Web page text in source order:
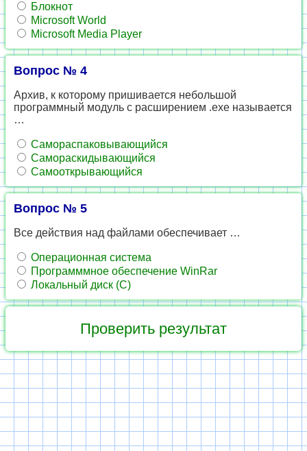
Блокнот
Microsoft World
Microsoft Media Player
Вопрос № 4
Архив, к которому пришивается небольшой
программный модуль с расширением .ехе называется
…
Самораспаковывающийся
Самораскидывающийся
Самооткрывающийся
Вопрос № 5
Все действия над файлами обеспечивает …
Операционная система
Программмное обеспечение WinRar
Локальный диск (С)